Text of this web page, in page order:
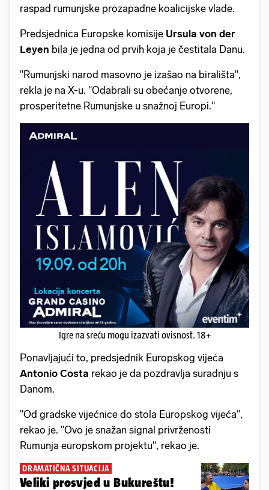
raspad rumunjske prozapadne koalicijske vlade.
Predsjednica Europske komisije Ursula von der
Leyen bila je jedna od prvih koja je čestitala Danu.
"Rumunjski narod masovno je izašao na birališta",
rekla je na X-u. "Odabrali su obećanje otvorene,
prosperitetne Rumunjske u snažnoj Europi."
Igre na sreću mogu izazvati ovisnost. 18+
Ponavljajući to, predsjednik Europskog vijeća
Antonio Costa rekao je da pozdravlja suradnju s
Danom.
"Od gradske vijećnice do stola Europskog vijeća",
rekao je. "Ovo je snažan signal privrženosti
Rumunja europskom projektu", rekao je.
DRAMATIČNA SITUACIJA
Veliki prosvjed u Bukureštu!